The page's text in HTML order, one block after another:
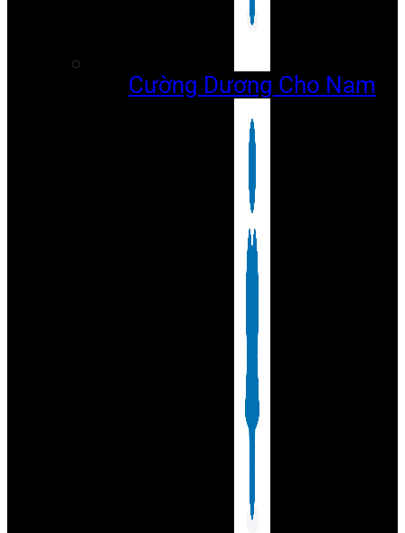
Cường Dương Cho Nam